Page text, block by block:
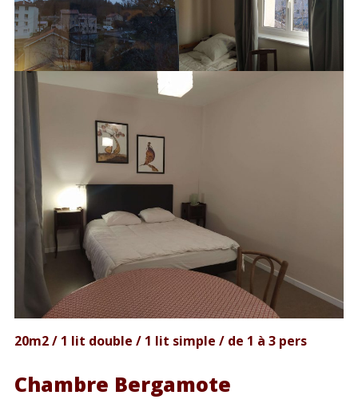
20m2 / 1 lit double / 1 lit simple / de 1 à 3 pers
Chambre Bergamote
COLOC16
Coloc16
Amandine en coloc
Bergamote en coloc
Caramel en coloc
Dacquoise en coloc
GÎTE MAISON
GÎTE CHAUX CHANVRE
PETITS+